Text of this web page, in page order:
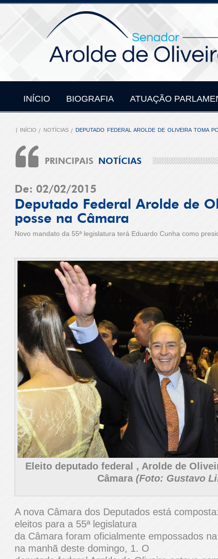
INÍCIO BIOGRAFIA ATUAÇÃO
INÍCIO NOTÍCIAS DEPUTADO FEDERAL AROLDE DE OLIVEIRA TOMA
PRINCIPAIS NOTÍCIAS
De: 02/02/2015
Deputado Federal Arolde de
posse na Câmara
Novo mandato da 55ª legislatura terá Eduardo Cunha como
Eleito deputado federal , Arolde de
Câmara (Foto: Gustavo
A nova Câmara dos Deputados está
eleitos para a 55ª legislatura
da Câmara foram oficialmente empossados
na manhã deste domingo, 1. O